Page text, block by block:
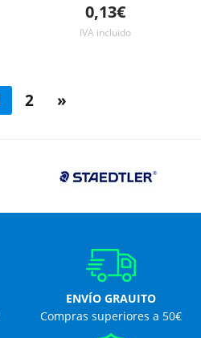
0,13€
IVA incluido
2 »
ENVÍO GRAUITO
Compras superiores a 50€